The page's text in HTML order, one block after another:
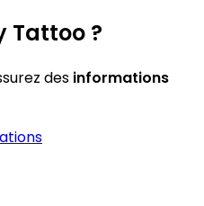
Tattoo ?
des informations